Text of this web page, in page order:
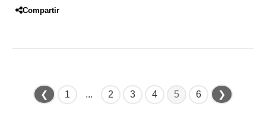
Compartir
❮ 1 ... 2 3 4 5 6 ❯